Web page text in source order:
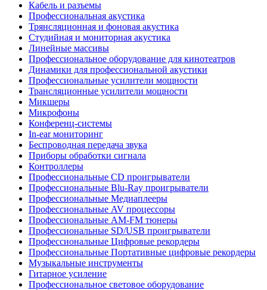
Кабель и разъемы
Профессиональная акустика
Трянсляционная и фоновая акустика
Студийная и мониторная акустика
Линейные массивы
Профессиональное оборудование для кинотеатров
Динамики для профессиональной акустики
Профессиональные усилители мощности
Трансляционные усилители мощности
Микшеры
Микрофоны
Конференц-системы
In-ear мониторинг
Беспроводная передача звука
Приборы обработки сигнала
Контроллеры
Профессиональные СD проигрыватели
Профессиональные Blu-Ray проигрыватели
Профессиональные Медиаплееры
Профессиональные AV процессоры
Профессиональные AM-FM тюнеры
Профессиональные SD/USB проигрыватели
Профессиональные Цифровые рекордеры
Профессиональные Портативные цифровые рекордеры
Музыкальные инструменты
Гитарное усиление
Профессиональное световое оборудование